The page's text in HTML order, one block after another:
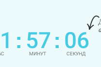
: 57:
МИНУТ
04
СЕКУНДЫ